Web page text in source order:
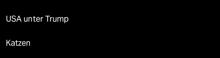
USA unter Trump
Katzen